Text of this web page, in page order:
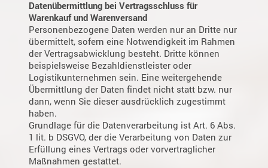
Datenübermittlung bei Vertragsschluss für
Warenkauf und Warenversand
Personenbezogene Daten werden nur an Dritte nur
übermittelt, sofern eine Notwendigkeit im Rahmen
der Vertragsabwicklung besteht. Dritte können
beispielsweise Bezahldienstleister oder
Logistikunternehmen sein. Eine weitergehende
Übermittlung der Daten findet nicht statt bzw. nur
dann, wenn Sie dieser ausdrücklich zugestimmt
haben.
Grundlage für die Datenverarbeitung ist Art. 6 Abs.
1 lit. b DSGVO, der die Verarbeitung von Daten zur
Erfüllung eines Vertrags oder vorvertraglicher
Maßnahmen gestattet.